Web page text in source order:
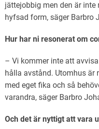
jättejobbig men den är
hyfsad form, säger Barbro
Hur har ni resonerat om
– Vi kommer inte att
hålla avstånd. Utomhus är
med eget fika och så
varandra, säger Barbro
Och det är nyttigt att vara